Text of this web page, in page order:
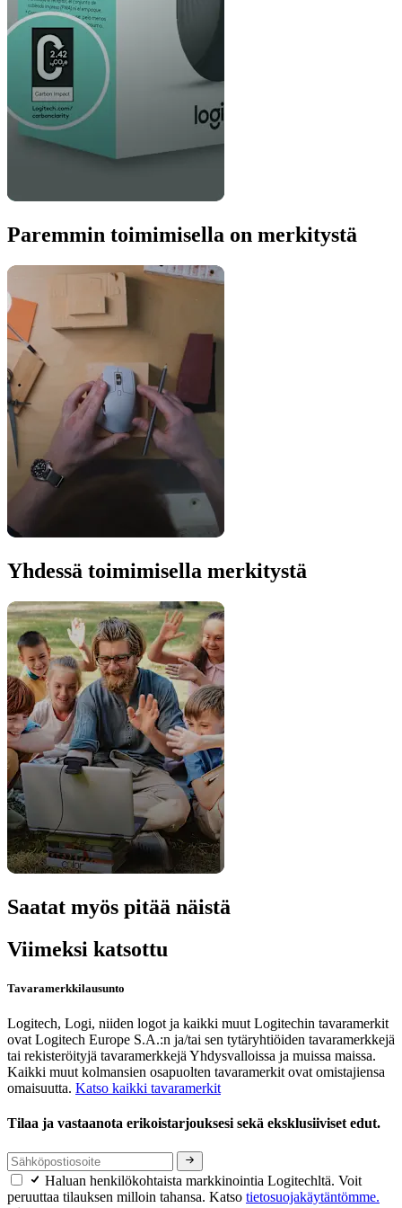
Paremmin toimimisella on merkitystä
Yhdessä toimimisella merkitystä
Saatat myös pitää näistä
Viimeksi katsottu
Tavaramerkkilausunto
Logitech, Logi, niiden logot ja kaikki muut Logitechin tavaramerkit
ovat Logitech Europe S.A.:n ja/tai sen tytäryhtiöiden tavaramerkkejä
tai rekisteröityjä tavaramerkkejä Yhdysvalloissa ja muissa maissa.
Kaikki muut kolmansien osapuolten tavaramerkit ovat omistajiensa
omaisuutta. Katso kaikki tavaramerkit
Tilaa ja vastaanota erikoistarjouksesi sekä eksklusiiviset edut.
Haluan henkilökohtaista markkinointia Logitechltä. Voit
peruuttaa tilauksen milloin tahansa. Katso tietosuojakäytäntömme.